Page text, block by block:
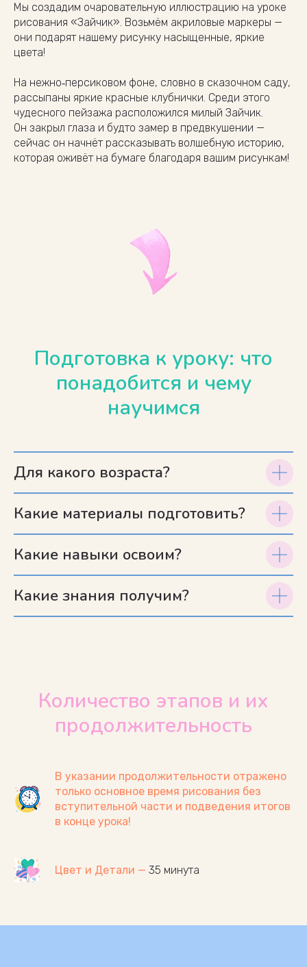
Мы создадим очаровательную иллюстрацию на уроке
рисования «Зайчик». Возьмём акриловые маркеры —
они подарят нашему рисунку насыщенные, яркие
цвета!
На нежно‑персиковом фоне, словно в сказочном саду,
рассыпаны яркие красные клубнички. Среди этого
чудесного пейзажа расположился милый Зайчик.
Он закрыл глаза и будто замер в предвкушении —
сейчас он начнёт рассказывать волшебную историю,
которая оживёт на бумаге благодаря вашим рисункам!
Подготовка к уроку: что
понадобится и чему
научимся
Для какого возраста?
Какие материалы подготовить?
Какие навыки освоим?
Какие знания получим?
Количество этапов и их
продолжительность
В указании продолжительности отражено
только основное время рисования без
вступительной части и подведения итогов
в конце урока!
Цвет и Детали — 35 минута